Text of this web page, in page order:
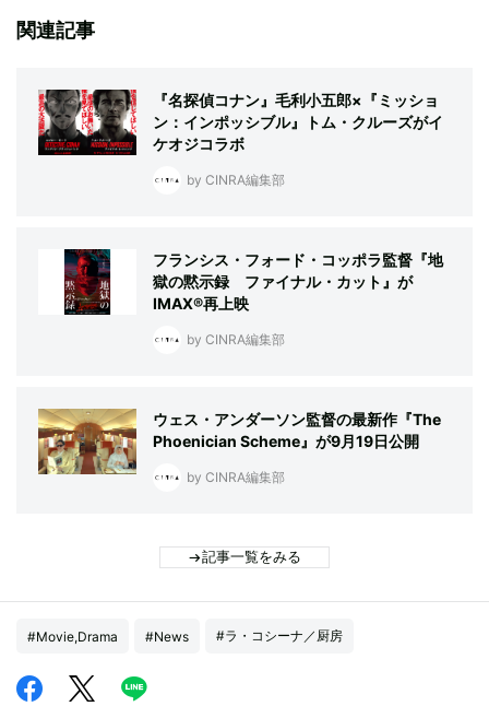
関連記事
『名探偵コナン』毛利小五郎×『ミッショ
ン：インポッシブル』トム・クルーズがイ
ケオジコラボ
by CINRA編集部
フランシス・フォード・コッポラ監督『地
獄の黙示録 ファイナル・カット』が
IMAX®再上映
by CINRA編集部
ウェス・アンダーソン監督の最新作『The
Phoenician Scheme』が9月19日公開
by CINRA編集部
記事一覧をみる
#Movie,Drama #News #ラ・コシーナ／厨房